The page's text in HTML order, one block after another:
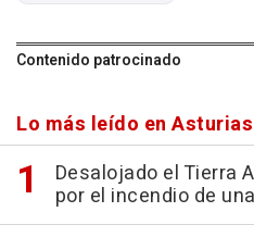
Contenido patrocinado
Lo más leído en Asturias
Desalojado el Tierra
por el incendio de